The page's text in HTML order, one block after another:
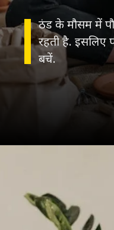
ठंड के मौसम में
रहती है. इसलिए
बचें.